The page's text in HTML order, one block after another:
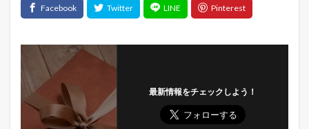
最新情報をチェックしよう！